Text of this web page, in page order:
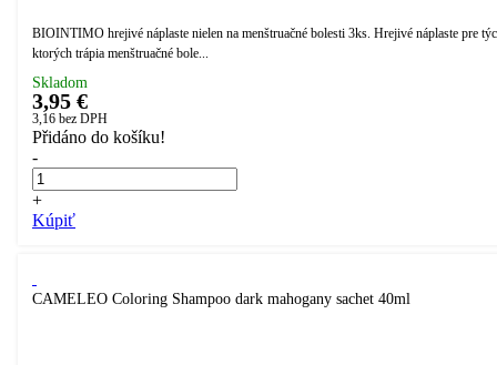
BIOINTIMO hrejivé náplaste nielen na menštruačné bolesti 3ks. Hrejivé náplaste pre
ktorých trápia menštruačné bole...
Skladom
3,95 €
3,16 bez DPH
Přidáno do košíku!
-
+
Kúpiť
CAMELEO Coloring Shampoo dark mahogany sachet 40ml